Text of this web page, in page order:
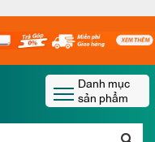
Danh mục
sản phẩm